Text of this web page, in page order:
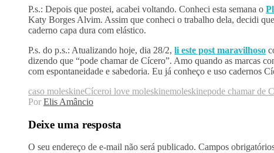
P.s.: Depois que postei, acabei voltando. Conheci esta semana o
Katy Borges Alvim. Assim que conheci o trabalho dela, decidi
caderno capa dura com elástico.
P.s. do p.s.: Atualizando hoje, dia 28/2, li este post maravilhoso
dizendo que “pode chamar de Cícero”. Amo quando as marcas
com espontaneidade e sabedoria. Eu já conheço e uso cadernos
caso moleskineCíceroi love moleskinemoleskinepode chamar de
Por Elis Amâncio
Deixe uma resposta
O seu endereço de e-mail não será publicado. Campos